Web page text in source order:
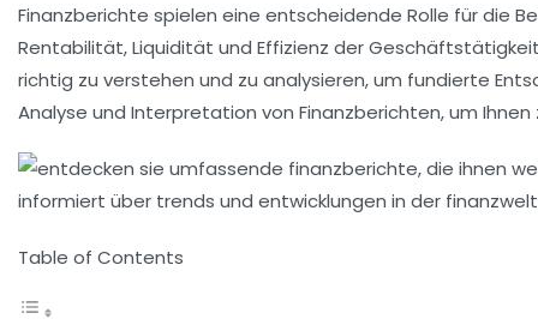
Finanzberichte spielen eine entscheidende Rolle für die
Rentabilität,Liquidität und Effizienz der
richtig zu verstehen und zu analysieren, um fundierte
Analyse und Interpretation von Finanzberichten, um
Table of Contents